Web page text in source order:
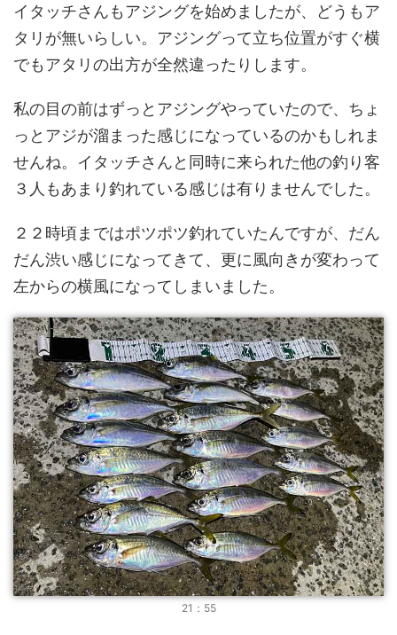
イタッチさんもアジングを始めましたが、どうもア
タリが無いらしい。アジングって立ち位置がすぐ横
でもアタリの出方が全然違ったりします。
私の目の前はずっとアジングやっていたので、ちょ
っとアジが溜まった感じになっているのかもしれま
せんね。イタッチさんと同時に来られた他の釣り客
３人もあまり釣れている感じは有りませんでした。
２２時頃まではポツポツ釣れていたんですが、だん
だん渋い感じになってきて、更に風向きが変わって
左からの横風になってしまいました。
21：55